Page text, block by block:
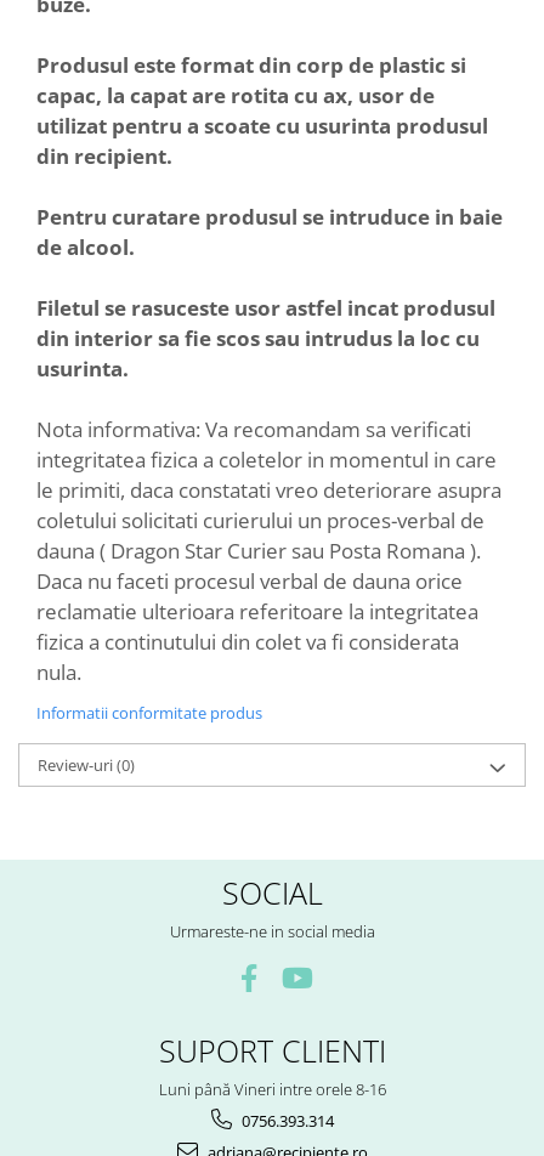
Produsul este format din corp de plastic si
capac, la capat are rotita cu ax, usor de
utilizat pentru a scoate cu usurinta produsul
din recipient.
Pentru curatare produsul se intruduce in baie
de alcool.
Filetul se rasuceste usor astfel incat produsul
din interior sa fie scos sau intrudus la loc cu
usurinta.
Nota informativa: Va recomandam sa verificati
integritatea fizica a coletelor in momentul in care
le primiti, daca constatati vreo deteriorare asupra
coletului solicitati curierului un proces-verbal de
dauna ( Dragon Star Curier sau Posta Romana ).
Daca nu faceti procesul verbal de dauna orice
reclamatie ulterioara referitoare la integritatea
fizica a continutului din colet va fi considerata
nula.
Informatii conformitate produs
Review-uri(0)
SOCIAL
Urmareste-ne in social media
SUPORT CLIENTI
Luni până Vineri intre orele 8-16
0756.393.314